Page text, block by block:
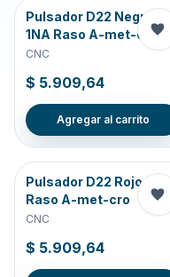
Pulsador D22 Negro
1NA Raso A-met-cro
CNC
$ 5.909,64
Agregar al carrito
Pulsador D22 Rojo 1NC
Raso A-met-cro
CNC
$ 5.909,64